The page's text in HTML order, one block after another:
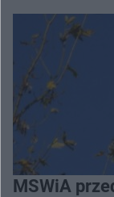
MSWiA